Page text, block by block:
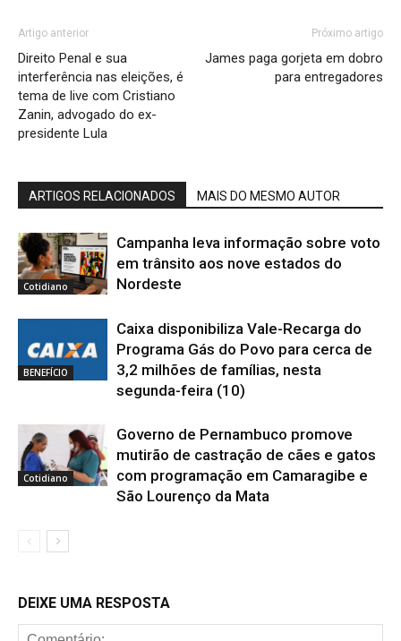
Artigo anterior
Direito Penal e sua
interferência nas eleições, é
tema de live com Cristiano
Zanin, advogado do ex-
presidente Lula
Próximo artigo
James paga gorjeta em dobro
para entregadores
ARTIGOS RELACIONADOS MAIS DO MESMO AUTOR
Cotidiano
Campanha leva informação sobre voto
em trânsito aos nove estados do
Nordeste
BENEFÍCIO
Caixa disponibiliza Vale-Recarga do
Programa Gás do Povo para cerca de
3,2 milhões de famílias, nesta
segunda-feira (10)
Cotidiano
Governo de Pernambuco promove
mutirão de castração de cães e gatos
com programação em Camaragibe e
São Lourenço da Mata
DEIXE UMA RESPOSTA